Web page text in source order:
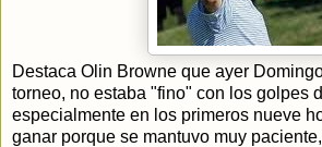
Destaca Olin Browne que ayer
torneo, no estaba "fino" con los golpes
especialmente en los primeros nueve
ganar porque se mantuvo muy